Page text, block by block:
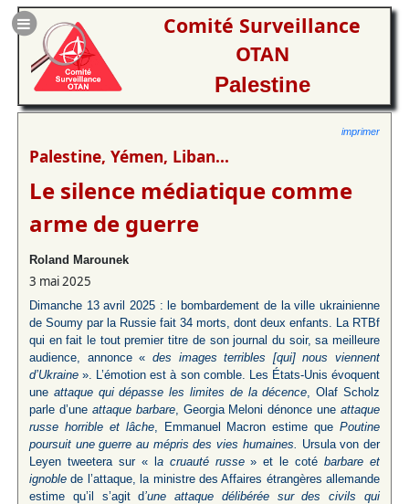
Comité Surveillance
OTAN
Palestine
imprimer
Palestine, Yémen, Liban...
Le silence médiatique comme
arme de guerre
Roland Marounek
3 mai 2025
Dimanche 13 avril 2025 : le bombardement de la ville ukrainienne
de Soumy par la Russie fait 34 morts, dont deux enfants. La RTBf
qui en fait le tout premier titre de son journal du soir, sa meilleure
audience, annonce « des images terribles [qui] nous viennent
d’Ukraine ». L’émotion est à son comble. Les États-Unis évoquent
une attaque qui dépasse les limites de la décence, Olaf Scholz
parle d’une attaque barbare, Georgia Meloni dénonce une attaque
russe horrible et lâche, Emmanuel Macron estime que Poutine
poursuit une guerre au mépris des vies humaines. Ursula von der
Leyen tweetera sur « l a cruauté russe» et le cotébarbare et
ignoble de l’attaque, la ministre des Affaires étrangères allemande
estime qu’il s’agit d’une attaque délibérée sur des civils qui